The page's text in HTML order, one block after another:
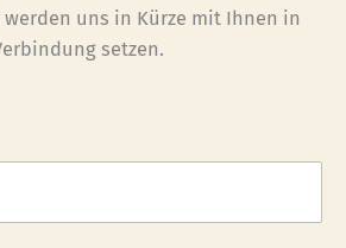
uns in Kürze mit Ihnen in
setzen.